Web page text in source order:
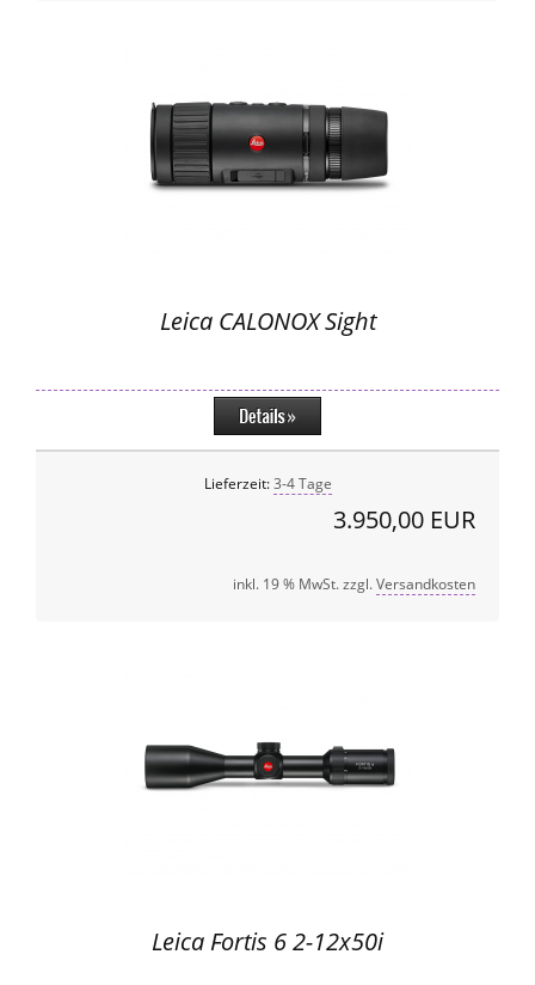
Leica CALONOX Sight
Lieferzeit:3-4 Tage
3.950,00 EUR
inkl. 19 % MwSt. zzgl.Versandkosten
Leica Fortis 6 2-12x50i